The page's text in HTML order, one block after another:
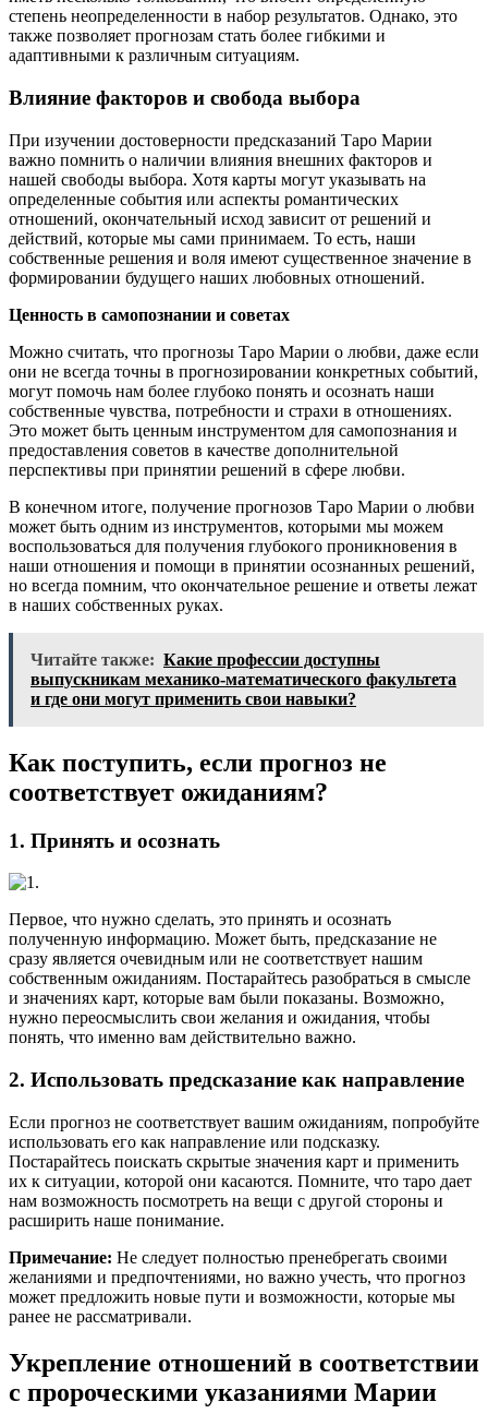
степень неопределенности в набор результатов. Однако, это
также позволяет прогнозам стать более гибкими и
адаптивными к различным ситуациям.
Влияние факторов и свобода выбора
При изучении достоверности предсказаний Таро Марии
важно помнить о наличии влияния внешних факторов и
нашей свободы выбора. Хотя карты могут указывать на
определенные события или аспекты романтических
отношений, окончательный исход зависит от решений и
действий, которые мы сами принимаем. То есть, наши
собственные решения и воля имеют существенное значение в
формировании будущего наших любовных отношений.
Ценность в самопознании и советах
Можно считать, что прогнозы Таро Марии о любви, даже если
они не всегда точны в прогнозировании конкретных событий,
могут помочь нам более глубоко понять и осознать наши
собственные чувства, потребности и страхи в отношениях.
Это может быть ценным инструментом для самопознания и
предоставления советов в качестве дополнительной
перспективы при принятии решений в сфере любви.
В конечном итоге, получение прогнозов Таро Марии о любви
может быть одним из инструментов, которыми мы можем
воспользоваться для получения глубокого проникновения в
наши отношения и помощи в принятии осознанных решений,
но всегда помним, что окончательное решение и ответы лежат
в наших собственных руках.
Читайте также: Какие профессии доступны
выпускникам механико-математического факультета
и где они могут применить свои навыки?
Как поступить, если прогноз не
соответствует ожиданиям?
1. Принять и осознать
Первое, что нужно сделать, это принять и осознать
полученную информацию. Может быть, предсказание не
сразу является очевидным или не соответствует нашим
собственным ожиданиям. Постарайтесь разобраться в смысле
и значениях карт, которые вам были показаны. Возможно,
нужно переосмыслить свои желания и ожидания, чтобы
понять, что именно вам действительно важно.
2. Использовать предсказание как направление
Если прогноз не соответствует вашим ожиданиям, попробуйте
использовать его как направление или подсказку.
Постарайтесь поискать скрытые значения карт и применить
их к ситуации, которой они касаются. Помните, что таро дает
нам возможность посмотреть на вещи с другой стороны и
расширить наше понимание.
Примечание: Не следует полностью пренебрегать своими
желаниями и предпочтениями, но важно учесть, что прогноз
может предложить новые пути и возможности, которые мы
ранее не рассматривали.
Укрепление отношений в соответствии
с пророческими указаниями Марии